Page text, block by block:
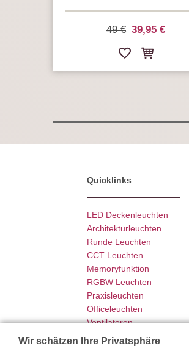
49 € 39,95 €
Quicklinks
LED Deckenleuchten
Architekturleuchten
Runde Leuchten
CCT Leuchten
Memoryfunktion
RGBW Leuchten
Praxisleuchten
Officeleuchten
Ventilatoren
SCHÖNER WOHNEN
Wir schätzen Ihre Privatsphäre